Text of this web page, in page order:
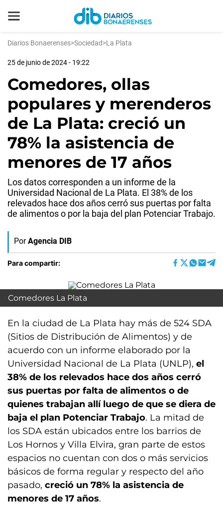
Diarios Bonaerenses>Sociedad>La Plata
25 de junio de 2024 - 19:22
Comedores, ollas
populares y merenderos
de La Plata: creció un
78% la asistencia de
menores de 17 años
Los datos corresponden a un informe de la
Universidad Nacional de La Plata. El 38% de los
relevados hace dos años cerró sus puertas por falta
de alimentos o por la baja del plan Potenciar Trabajo.
Por Agencia DIB
Para compartir:
Comedores La Plata
En la ciudad de La Plata hay más de 524 SDA
(Sitios de Distribución de Alimentos) y de
acuerdo con un informe elaborado por la
Universidad Nacional de La Plata (UNLP), el
38% de los relevados hace dos años cerró
sus puertas por falta de alimentos o de
quienes trabajan allí luego de que se diera de
baja el plan Potenciar Trabajo. La mitad de
los SDA están ubicados entre los barrios de
Los Hornos y Villa Elvira, gran parte de estos
espacios no cuentan con dos o más servicios
básicos de forma regular y respecto del año
pasado, creció un 78% la asistencia de
menores de 17 años.